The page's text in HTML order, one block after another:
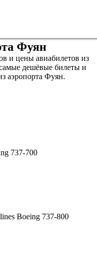
Фуян
и цены авиабилетов из
дешёвые билеты и
аэропорта Фуян.
737-700
Boeing 737-800